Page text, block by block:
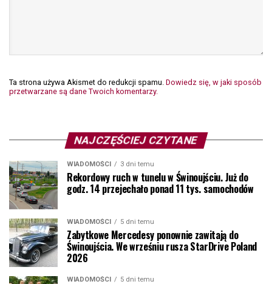
Ta strona używa Akismet do redukcji spamu. Dowiedz się, w jaki sposób
przetwarzane są dane Twoich komentarzy.
NAJCZĘŚCIEJ CZYTANE
WIADOMOŚCI 3 dni temu
Rekordowy ruch w tunelu w Świnoujściu. Już do
godz. 14 przejechało ponad 11 tys. samochodów
WIADOMOŚCI 5 dni temu
Zabytkowe Mercedesy ponownie zawitają do
Świnoujścia. We wrześniu rusza StarDrive Poland
2026
WIADOMOŚCI 5 dni temu